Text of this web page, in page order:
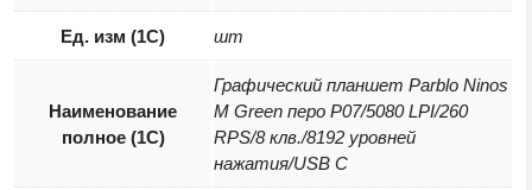
Ед. изм (1С) шт
Наименование
полное (1С)
Графический планшет Parblo Ninos
M Green перо P07/5080 LPI/260
RPS/8 клв./8192 уровней
нажатия/USB C